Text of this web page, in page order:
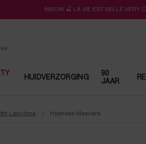
NIEUW 🍒 LA VIE EST BELLE VERY
HUIDVERZORGING
90
JAAR
Lancôme Hypnôse Mascara